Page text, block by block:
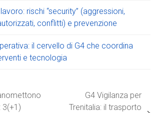
rischi “security” (aggressioni,
conflitti) e prevenzione
il cervello di G4 che coordina
e tecnologia
3(+1)
G4 Vigilanza per
Trenitalia: il trasporto